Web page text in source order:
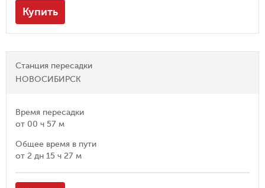
Купить
Станция пересадки
НОВОСИБИРСК
Время пересадки
от 00 ч 57 м
Общее время в пути
от 2 дн 15 ч 27 м